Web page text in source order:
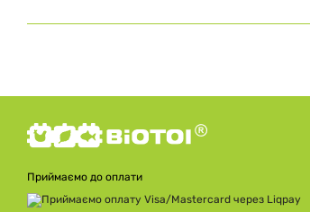
Приймаємо до оплати